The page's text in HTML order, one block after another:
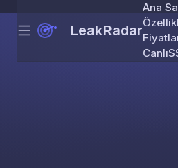
Skip
Menu LeakRadar
Ana
Canlı